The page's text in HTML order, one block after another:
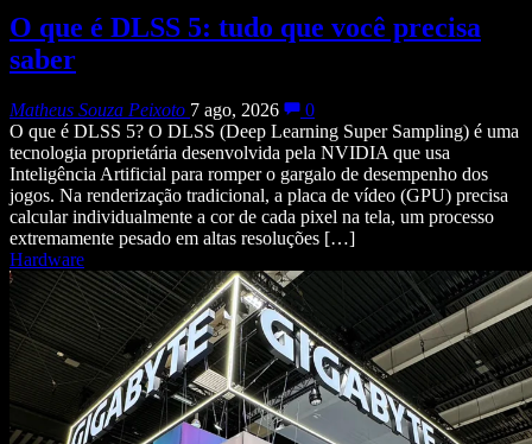
O que é DLSS 5: tudo que você precisa
saber
Matheus Souza Peixoto 7 ago, 2026
0
O que é DLSS 5? O DLSS (Deep Learning Super Sampling) é uma
tecnologia proprietária desenvolvida pela NVIDIA que usa
Inteligência Artificial para romper o gargalo de desempenho dos
jogos. Na renderização tradicional, a placa de vídeo (GPU) precisa
calcular individualmente a cor de cada pixel na tela, um processo
extremamente pesado em altas resoluções […]
Hardware